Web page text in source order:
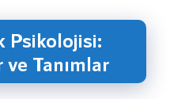
Psikolojisi:
Tanımlar